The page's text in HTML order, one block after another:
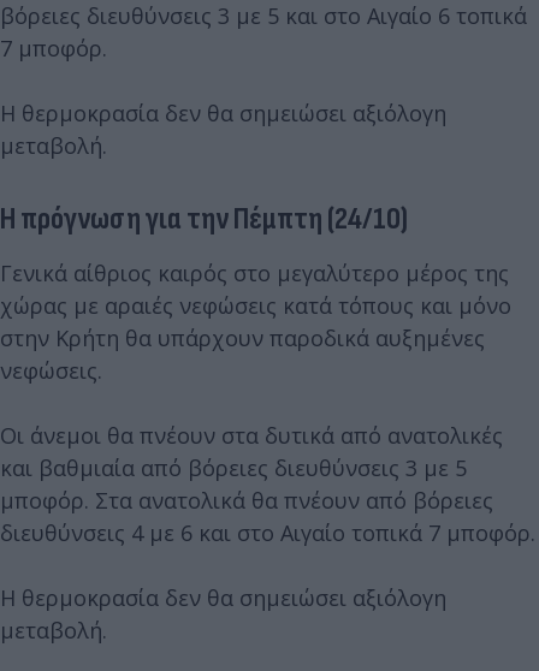
βόρειες διευθύνσεις 3 με 5 και στο Αιγαίο 6 τοπικά
7 μποφόρ.
Η θερμοκρασία δεν θα σημειώσει αξιόλογη
μεταβολή.
Η πρόγνωση για την Πέμπτη (24/10)
Γενικά αίθριος καιρός στο μεγαλύτερο μέρος της
χώρας με αραιές νεφώσεις κατά τόπους και μόνο
στην Κρήτη θα υπάρχουν παροδικά αυξημένες
νεφώσεις.
Οι άνεμοι θα πνέουν στα δυτικά από ανατολικές
και βαθμιαία από βόρειες διευθύνσεις 3 με 5
μποφόρ. Στα ανατολικά θα πνέουν από βόρειες
διευθύνσεις 4 με 6 και στο Αιγαίο τοπικά 7 μποφόρ.
Η θερμοκρασία δεν θα σημειώσει αξιόλογη
μεταβολή.